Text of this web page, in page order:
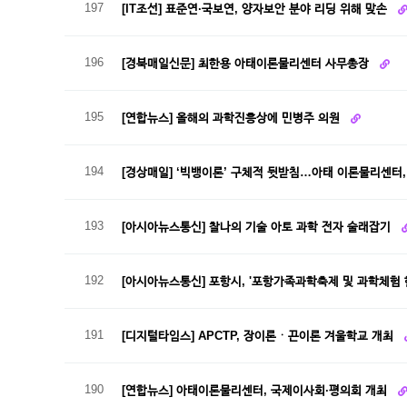
197 [IT조선] 표준연·국보연, 양자보안 분야 리딩 위해 맞손
196 [경북매일신문] 최한용 아태이론물리센터 사무총장
195 [연합뉴스] 올해의 과학진흥상에 민병주 의원
194 [경상매일] ‘빅뱅이론’ 구체적 뒷받침…아태 이론물리센터
193 [아시아뉴스통신] 찰나의 기술 아토 과학 전자 술래잡기
192 [아시아뉴스통신] 포항시, '포항가족과학축제 및 과학체험
191 [디지털타임스] APCTP, 장이론ㆍ끈이론 겨울학교 개최
190 [연합뉴스] 아태이론물리센터, 국제이사회·평의회 개최